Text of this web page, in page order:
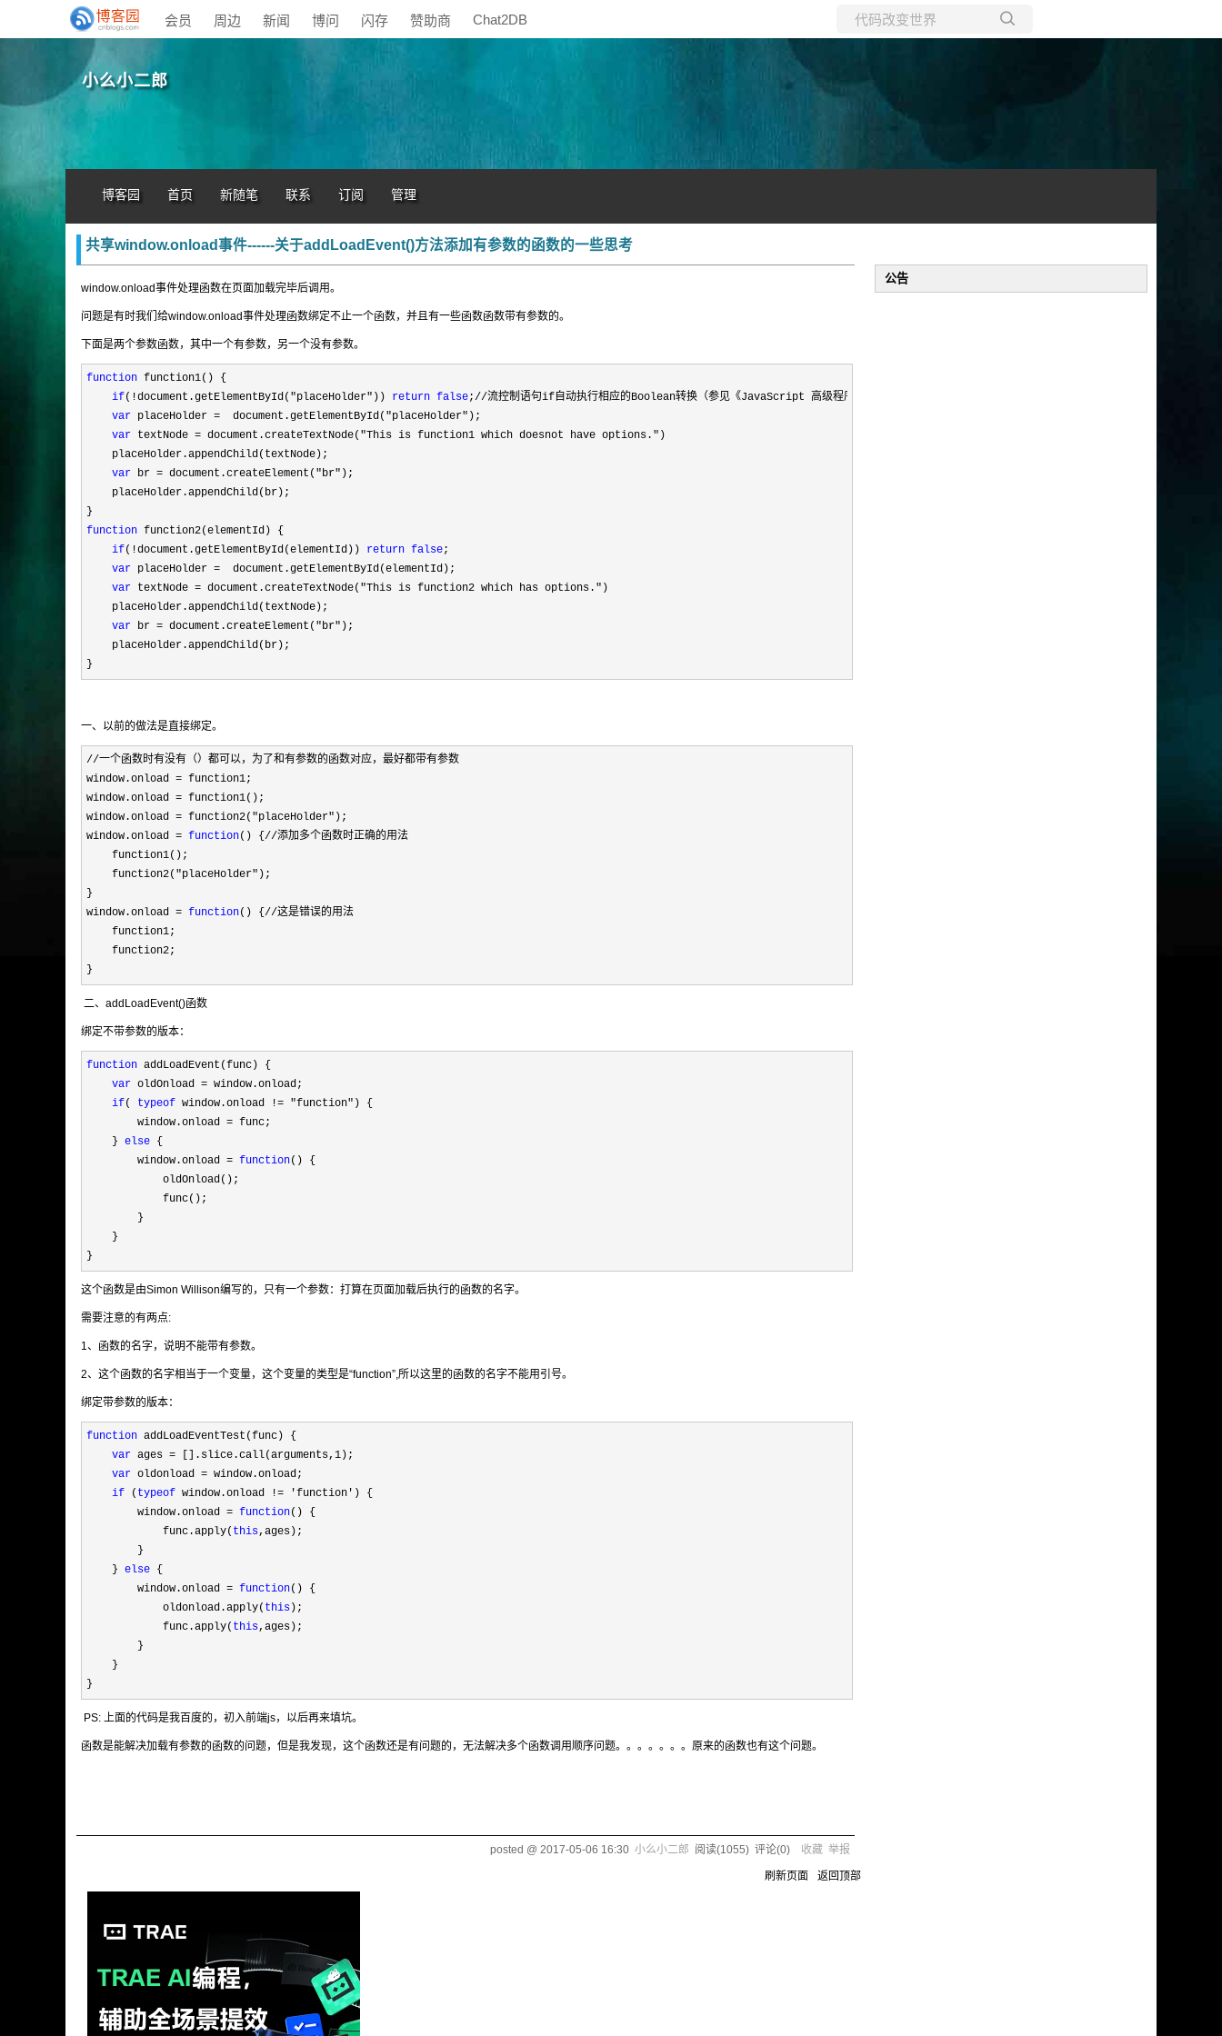
会员 周边 新闻 博问 闪存 赞助商 Chat2DB
小么小二郎
博客园 首页 新随笔 联系 订阅 管理
共享window.onload事件------关于addLoadEvent()方法添加有参数的函数的一些思考
window.onload事件处理函数在页面加载完毕后调用。
问题是有时我们给window.onload事件处理函数绑定不止一个函数，并且有一些函数函数带有参数的。
下面是两个参数函数，其中一个有参数，另一个没有参数。
function function1() {
if(!document.getElementById("placeHolder")) return false;//流控制语句if自动执行相应的Boolean转换（参见《JavaScript 高级程序设计》 P27）
var placeHolder =  document.getElementById("placeHolder" );
var textNode = document.createTextNode("This is function1 which doesnot have options." )
    placeHolder.appendChild(textNode);
var br = document.createElement("br" );
    placeHolder.appendChild(br);
function function2(elementId) {
if(!document.getElementById(elementId)) return false;
var placeHolder =
  document.getElementById(elementId);
var textNode = document.createTextNode("This is function2 which has options." )
    placeHolder.appendChild(textNode);
var br = document.createElement("br" );
    placeHolder.appendChild(br);
}
一、以前的做法是直接绑定。
//一个函数时有没有（）都可以，为了和有参数的函数对应，最好都带有参数
window.onload = function1;
window.onload = function1();
window.onload = function2("placeHolder" );
window.onload = function() {//添加多个函数时正确的用法
    function1();
    function2(
"placeHolder" );
}
window.onload = function() {//这是错误的用法
    function1;
    function2;
}
二、addLoadEvent()函数
绑定不带参数的版本：
function addLoadEvent(func) {
var oldOnload = window.onload;
if( typeof window.onload != "function" ) {
        window.onload
= func;
    }
else {
        window.onload
= function() {
            oldOnload();
            func();
        }
    }
}
这个函数是由Simon Willison编写的，只有一个参数：打算在页面加载后执行的函数的名字。
需要注意的有两点:
1、函数的名字，说明不能带有参数。
2、这个函数的名字相当于一个变量，这个变量的类型是“function”,所以这里的函数的名字不能用引号。
绑定带参数的版本：
function addLoadEventTest(func) {
var ages = [].slice.call(arguments,1 );
var oldonload = window.onload;
if ( typeof window.onload != 'function' ) {
        window.onload
= function() {
            func.apply(
this,ages);
        }
    }
else {
        window.onload
= function() {
            oldonload.apply(
this );
            func.apply(
this,ages);
        }
    }
}
PS: 上面的代码是我百度的，初入前端js，以后再来填坑。
函数是能解决加载有参数的函数的问题，但是我发现，这个函数还是有问题的，无法解决多个函数调用顺序问题。。。。。。。原来的函数也有这个问题。
posted @ 2017-05-06 16:30 小么小二郎 阅读(1055) 评论(0) 收藏 举报
刷新页面 返回顶部
公告